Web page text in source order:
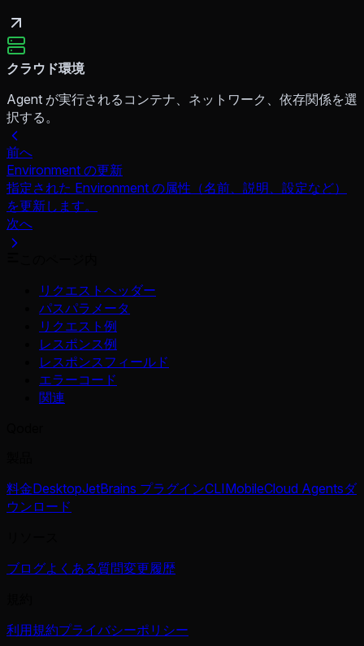
クラウド環境
Agent が実行されるコンテナ、ネットワーク、依存関係を選
択する。
前へ
Environment の更新
指定された Environment の属性（名前、説明、設定など）
を更新します。
次へ
リクエストヘッダー
パスパラメータ
リクエスト例
レスポンス例
レスポンスフィールド
エラーコード
関連
料金DesktopJetBrains プラグインCLIMobileCloud Agentsダ
ウンロード
ブログよくある質問変更履歴
利用規約プライバシーポリシー